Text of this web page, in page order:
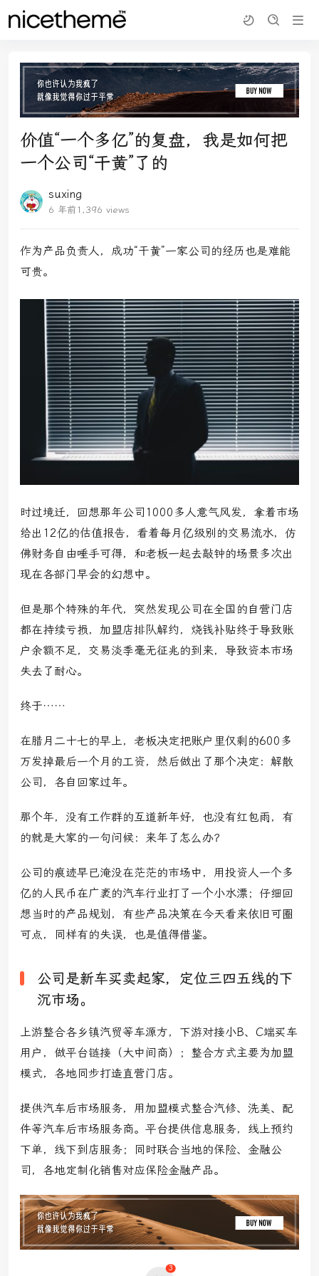
价值“一个多亿”的复盘，我是如何把
一个公司“干黄”了的
suxing
6 年前 1,396 views
作为产品负责人，成功“干黄”一家公司的经历也是难能
可贵。
时过境迁，回想那年公司1000多人意气风发，拿着市场
给出12亿的估值报告，看着每月亿级别的交易流水，仿
佛财务自由唾手可得，和老板一起去敲钟的场景多次出
现在各部门早会的幻想中。
但是那个特殊的年代，突然发现公司在全国的自营门店
都在持续亏损，加盟店排队解约，烧钱补贴终于导致账
户余额不足，交易淡季毫无征兆的到来，导致资本市场
失去了耐心。
终于……
在腊月二十七的早上，老板决定把账户里仅剩的600多
万发掉最后一个月的工资，然后做出了那个决定：解散
公司，各自回家过年。
那个年，没有工作群的互道新年好，也没有红包雨，有
的就是大家的一句问候：来年了怎么办？
公司的痕迹早已淹没在茫茫的市场中，用投资人一个多
亿的人民币在广袤的汽车行业打了一个小水漂；仔细回
想当时的产品规划，有些产品决策在今天看来依旧可圈
可点，同样有的失误，也是值得借鉴。
公司是新车买卖起家，定位三四五线的下
沉市场。
上游整合各乡镇汽贸等车源方，下游对接小B、C端买车
用户，做平台链接 （大中间商）
；整合方式主要为加盟
模式，各地同步打造直营门店。
提供汽车后市场服务，用加盟模式整合汽修、洗美、配
件等汽车后市场服务商。平台提供信息服务，线上预约
下单，线下到店服务；同时联合当地的保险、金融公
司，各地定制化销售对应保险金融产品。
3